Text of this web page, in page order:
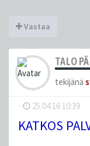
Vastaa
TALO
tekijänä
- 25.04.16 10:39
KATKOS